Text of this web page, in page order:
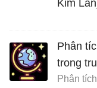
Kim
Phân
trong